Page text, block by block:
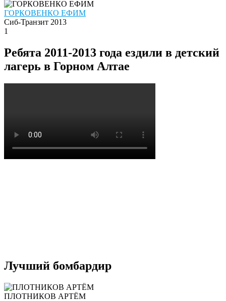
ГОРКОВЕНКО ЕФИМ
Сиб-Транзит 2013
1
Ребята 2011-2013 года ездили в детский
лагерь в Горном Алтае
Лучший бомбардир
ПЛОТНИКОВ АРТЁМ